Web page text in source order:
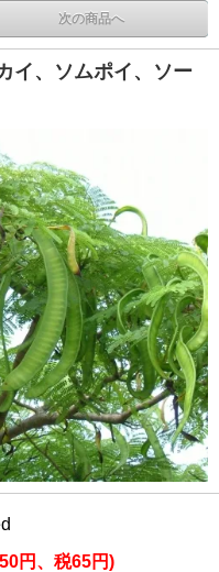
次の商品へ
イ、ソムポイ、ソー
円、税65円)